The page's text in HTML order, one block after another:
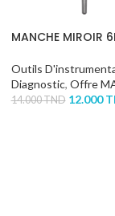
MANCHE MIROIR
Outils
Diagnostic, Offre
14.000TND 12.000